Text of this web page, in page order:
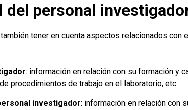
del personal
tener en cuenta aspectos relacionados
: información en relación con su formación y
procedimientos de trabajo en el laboratorio, etc.
investigador: información en relación con